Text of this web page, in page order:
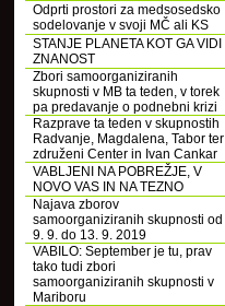
Odprti prostori za medsosedsko
sodelovanje v svoji MČ ali KS
STANJE PLANETA KOT GA VIDI
ZNANOST
Zbori samoorganiziranih
skupnosti v MB ta teden, v torek
pa predavanje o podnebni krizi
Razprave ta teden v skupnostih
Radvanje, Magdalena, Tabor ter
združeni Center in Ivan Cankar
VABLJENI NA POBREŽJE, V
NOVO VAS IN NA TEZNO
Najava zborov
samoorganiziranih skupnosti od
9. 9. do 13. 9. 2019
VABILO: September je tu, prav
tako tudi zbori
samoorganiziranih skupnosti v
Mariboru